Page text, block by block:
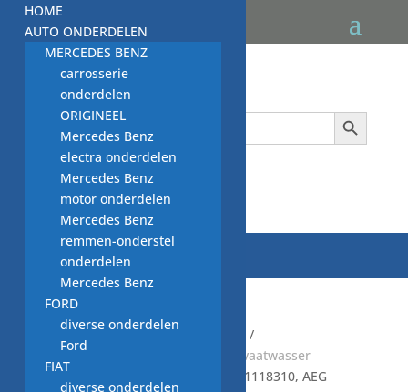
Zoek
naar:
Zoekknop
Start/Default Category
/
VAATWASMACHINE
GEBRUIKTE vaatwasser
onderdelen
/ slang 1118310, AEG
HOME
AUTO ONDERDELEN
MERCEDES BENZ
carrosserie
onderdelen
ORIGINEEL
Mercedes Benz
electra onderdelen
Mercedes Benz
motor onderdelen
Mercedes Benz
remmen-onderstel
onderdelen
Mercedes Benz
FORD
diverse onderdelen
Ford
FIAT
diverse onderdelen